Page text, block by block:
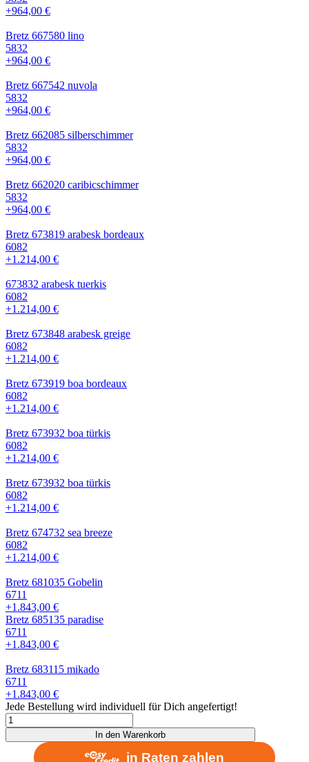
+964,00 €
Bretz 667580 lino
5832
+964,00 €
Bretz 667542 nuvola
5832
+964,00 €
Bretz 662085 silberschimmer
5832
+964,00 €
Bretz 662020 caribicschimmer
5832
+964,00 €
Bretz 673819 arabesk bordeaux
6082
+1.214,00 €
673832 arabesk tuerkis
6082
+1.214,00 €
Bretz 673848 arabesk greige
6082
+1.214,00 €
Bretz 673919 boa bordeaux
6082
+1.214,00 €
Bretz 673932 boa türkis
6082
+1.214,00 €
Bretz 673932 boa türkis
6082
+1.214,00 €
Bretz 674732 sea breeze
6082
+1.214,00 €
Bretz 681035 Gobelin
6711
+1.843,00 €
Bretz 685135 paradise
6711
+1.843,00 €
Bretz 683115 mikado
6711
+1.843,00 €
Jede Bestellung wird individuell für Dich angefertigt!
Bretz
CLOUD
7
In den Warenkorb